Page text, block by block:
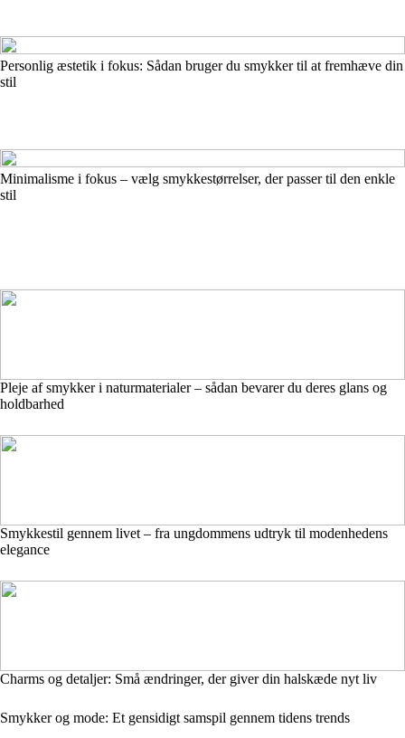
Personlig æstetik i fokus: Sådan bruger du smykker til at fremhæve din
stil
Minimalisme i fokus – vælg smykkestørrelser, der passer til den enkle
stil
Pleje af smykker i naturmaterialer – sådan bevarer du deres glans og
holdbarhed
Smykkestil gennem livet – fra ungdommens udtryk til modenhedens
elegance
Charms og detaljer: Små ændringer, der giver din halskæde nyt liv
Smykker og mode: Et gensidigt samspil gennem tidens trends